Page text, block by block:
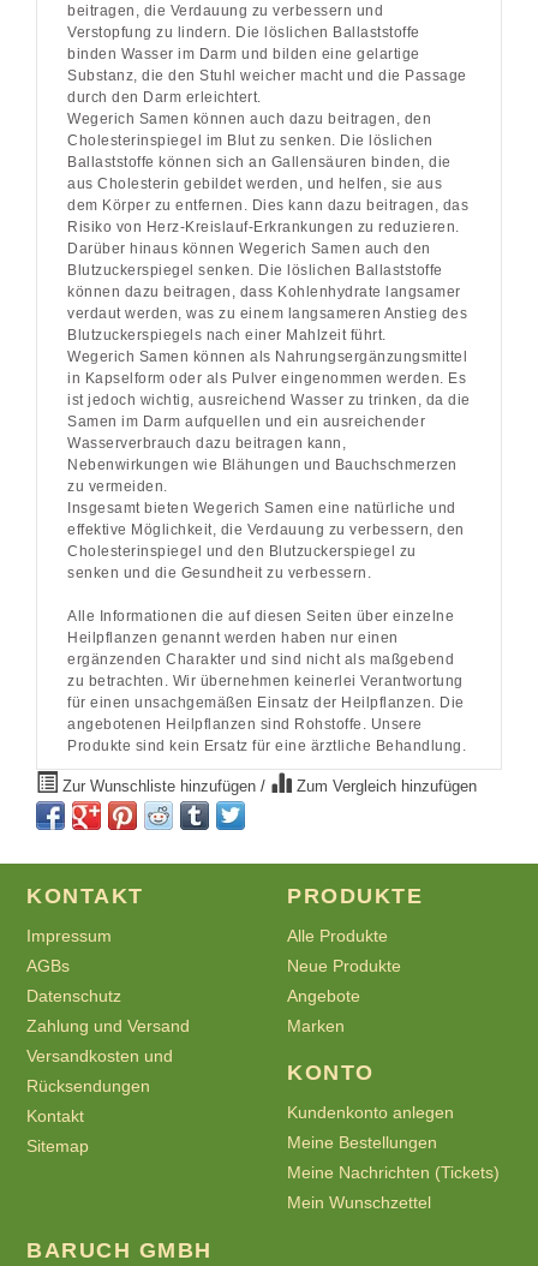
beitragen, die Verdauung zu verbessern und
Verstopfung zu lindern. Die löslichen Ballaststoffe
binden Wasser im Darm und bilden eine gelartige
Substanz, die den Stuhl weicher macht und die Passage
durch den Darm erleichtert.
Wegerich Samen können auch dazu beitragen, den
Cholesterinspiegel im Blut zu senken. Die löslichen
Ballaststoffe können sich an Gallensäuren binden, die
aus Cholesterin gebildet werden, und helfen, sie aus
dem Körper zu entfernen. Dies kann dazu beitragen, das
Risiko von Herz-Kreislauf-Erkrankungen zu reduzieren.
Darüber hinaus können Wegerich Samen auch den
Blutzuckerspiegel senken. Die löslichen Ballaststoffe
können dazu beitragen, dass Kohlenhydrate langsamer
verdaut werden, was zu einem langsameren Anstieg des
Blutzuckerspiegels nach einer Mahlzeit führt.
Wegerich Samen können als Nahrungsergänzungsmittel
in Kapselform oder als Pulver eingenommen werden. Es
ist jedoch wichtig, ausreichend Wasser zu trinken, da die
Samen im Darm aufquellen und ein ausreichender
Wasserverbrauch dazu beitragen kann,
Nebenwirkungen wie Blähungen und Bauchschmerzen
zu vermeiden.
Insgesamt bieten Wegerich Samen eine natürliche und
effektive Möglichkeit, die Verdauung zu verbessern, den
Cholesterinspiegel und den Blutzuckerspiegel zu
senken und die Gesundheit zu verbessern.
Alle Informationen die auf diesen Seiten über einzelne
Heilpflanzen genannt werden haben nur einen
ergänzenden Charakter und sind nicht als maßgebend
zu betrachten. Wir übernehmen keinerlei Verantwortung
für einen unsachgemäßen Einsatz der Heilpflanzen. Die
angebotenen Heilpflanzen sind Rohstoffe. Unsere
Produkte sind kein Ersatz für eine ärztliche Behandlung.
Zur Wunschliste hinzufügen / Zum Vergleich hinzufügen
KONTAKT
Impressum
AGBs
Datenschutz
Zahlung und Versand
Versandkosten und
Rücksendungen
Kontakt
Sitemap
PRODUKTE
Alle Produkte
Neue Produkte
Angebote
Marken
KONTO
Kundenkonto anlegen
Meine Bestellungen
Meine Nachrichten (Tickets)
Mein Wunschzettel
BARUCH GMBH